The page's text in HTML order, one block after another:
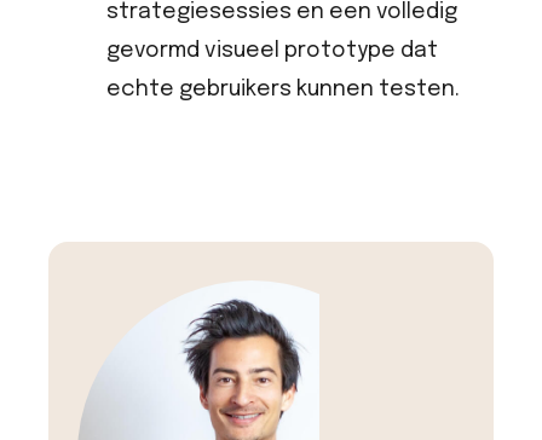
strategiesessies en een volledig
gevormd visueel prototype dat
echte gebruikers kunnen testen.